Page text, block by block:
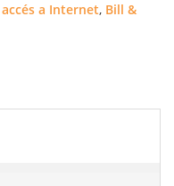
accés a Internet, Bill &